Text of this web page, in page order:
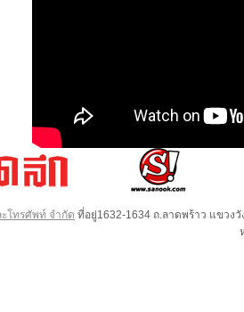
โทรศัพท์ จำกัด ที่อยู่1632-1634 ถ.ลาดพร้าว แขวง